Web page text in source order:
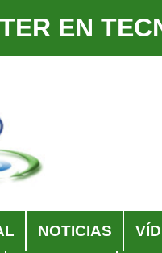
EN
NOTICIAS